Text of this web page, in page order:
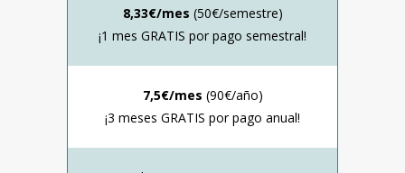
8,33€/mes (50€/semestre)
¡1 mes GRATIS por pago semestral!
7,5€/mes (90€/año)
¡3 meses GRATIS por pago anual!